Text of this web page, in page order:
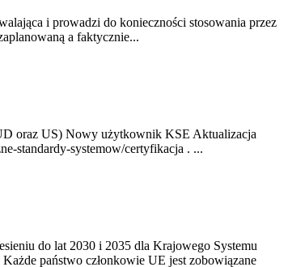
i prowadzi do konieczności stosowania przez
a faktycznie...
oraz US) Nowy użytkownik KSE Aktualizacja
standardy-systemow/certyfikacja . ...
do lat 2030 i 2035 dla Krajowego Systemu
państwo członkowie UE jest zobowiązane